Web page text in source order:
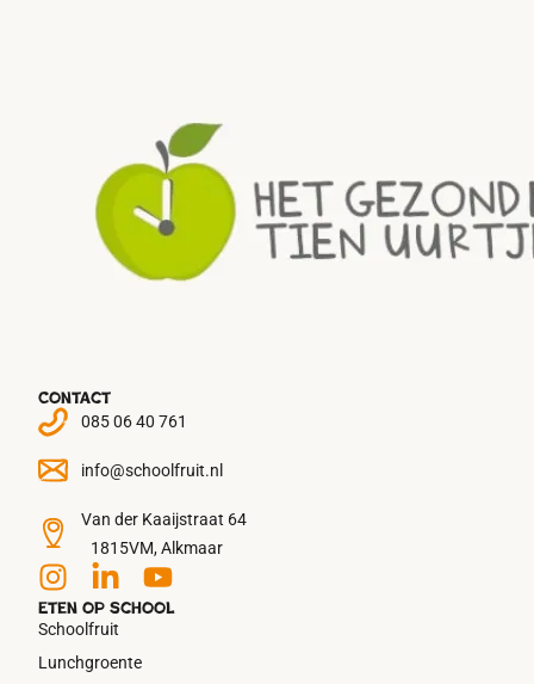
Eten op school
Schoolfruit
Lunchgroente
Contact
085 06 40 761
info@schoolfruit.nl
Van der Kaaijstraat 64
1815VM, Alkmaar